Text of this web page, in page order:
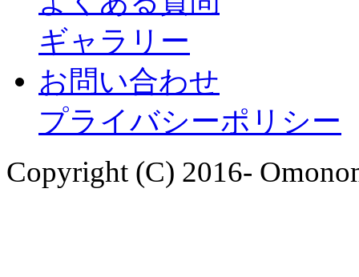
ギャラリー
お問い合わせ
プライバシーポリシー
Copyright (C) 2016-